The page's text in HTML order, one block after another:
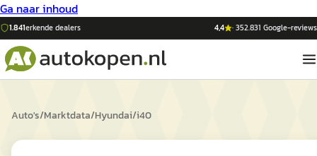
Ga naar inhoud
1.841erkende dealers 4,4 ·352.831 Google-reviews
Auto's/Marktdata/Hyundai/i40